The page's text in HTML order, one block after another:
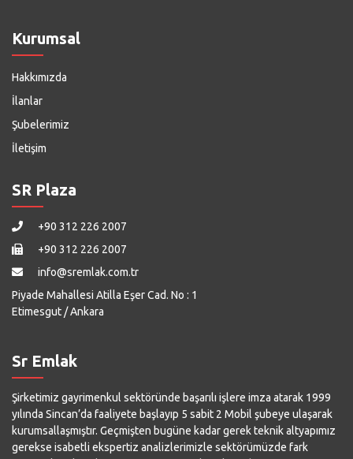
Kurumsal
Hakkımızda
İlanlar
Şubelerimiz
İletişim
SR Plaza
+90 312 226 2007
+90 312 226 2007
info@sremlak.com.tr
Piyade Mahallesi Atilla Eşer Cad. No : 1
Etimesgut / Ankara
Sr Emlak
Şirketimiz gayrimenkul sektöründe başarılı işlere imza atarak 1999
yılında Sincan’da faaliyete başlayıp 5 sabit 2 Mobil şubeye ulaşarak
kurumsallaşmıştır. Geçmişten bugüne kadar gerek teknik altyapımız
gerekse isabetli ekspertiz analizlerimizle sektörümüzde fark